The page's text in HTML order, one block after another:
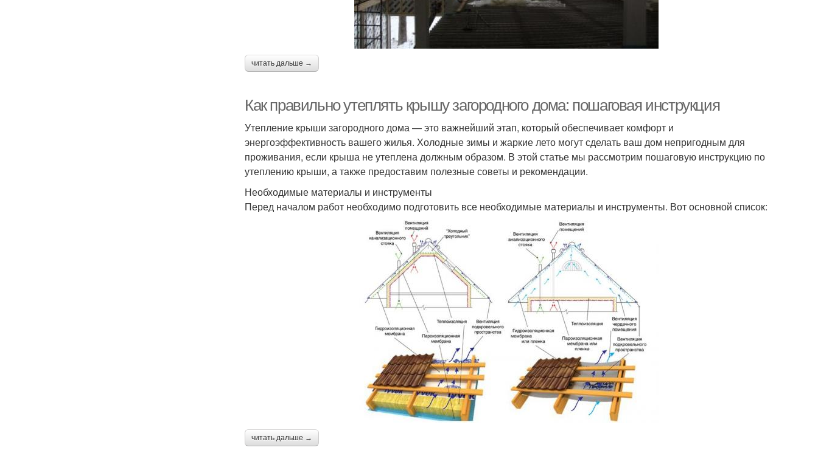
читать дальше →
Как правильно утеплять крышу загородного дома: пошаговая инструкция
Утепление крыши загородного дома — это важнейший этап, который обеспечивает комфорт и
энергоэффективность вашего жилья. Холодные зимы и жаркие лето могут сделать ваш дом непригодным для
проживания, если крыша не утеплена должным образом. В этой статье мы рассмотрим пошаговую инструкцию по
утеплению крыши, а также предоставим полезные советы и рекомендации.
Необходимые материалы и инструменты
Перед началом работ необходимо подготовить все необходимые материалы и инструменты. Вот основной список:
читать дальше →